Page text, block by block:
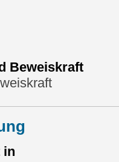
Beweiskraft
in